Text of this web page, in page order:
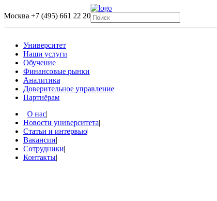
Москва +7 (495) 661 22 20
Университет
Наши услуги
Обучение
Финансовые рынки
Аналитика
Доверительное управление
Партнёрам
О нас|
Новости университета|
Статьи и интервью|
Вакансии|
Сотрудники|
Контакты|